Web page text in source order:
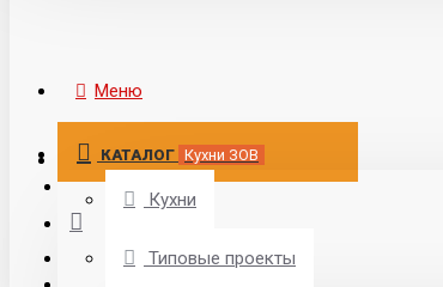
Меню
КАТАЛОГ Кухни ЗОВ
Кухни
Типовые проекты